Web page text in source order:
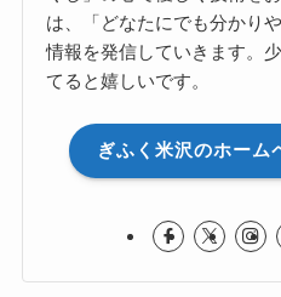
は、「どなたにでも分かり
情報を発信していきます。
てると嬉しいです。
ぎふく米沢のホーム